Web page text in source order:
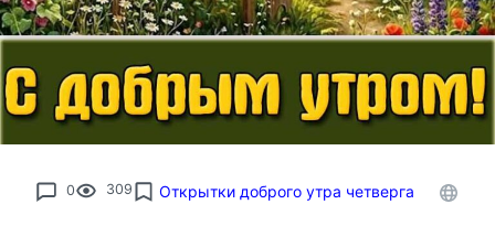
0 309 Открытки доброго утра четверга